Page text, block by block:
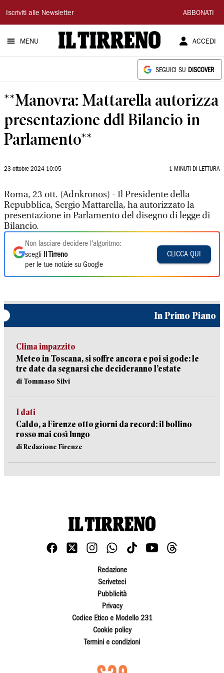
Il
Tirreno
Iscriviti alle Newsletter ABBONATI
MENU ACCEDI
SEGUICI SU DISCOVER
**Manovra: Mattarella autorizza
presentazione ddl Bilancio in
Parlamento**
23 ottobre 2024 10:05 1 MINUTI DI LETTURA
Roma, 23 ott. (Adnkronos) - Il Presidente della
Repubblica, Sergio Mattarella, ha autorizzato la
presentazione in Parlamento del disegno di legge di
Bilancio.
Non lasciare decidere l'algoritmo:
scegli
Il Tirreno
per le tue notizie su Google
CLICCA QUI
In Primo Piano
Clima impazzito
Meteo in Toscana, si soffre ancora e poi si gode: le
tre date da segnarsi che decideranno l’estate
di Tommaso Silvi
I dati
Caldo, a Firenze otto giorni da record: il bollino
rosso mai così lungo
di Redazione Firenze
Redazione
Scriveteci
Pubblicità
Privacy
Codice Etico e Modello 231
Cookie policy
Termini e condizioni